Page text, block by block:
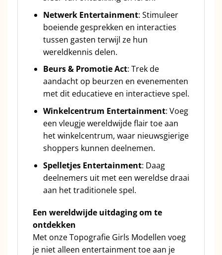
Netwerk Entertainment: Stimuleer
boeiende gesprekken en interacties
tussen gasten terwijl ze hun
wereldkennis delen.
Beurs & Promotie Act: Trek de
aandacht op beurzen en evenementen
met dit educatieve en interactieve spel.
Winkelcentrum Entertainment: Voeg
een vleugje wereldwijde flair toe aan
het winkelcentrum, waar nieuwsgierige
shoppers kunnen deelnemen.
Spelletjes Entertainment: Daag
deelnemers uit met een wereldse draai
aan het traditionele spel.
Een wereldwijde uitdaging om te
ontdekken
Met onze Topografie Girls Modellen voeg
je niet alleen entertainment toe aan je